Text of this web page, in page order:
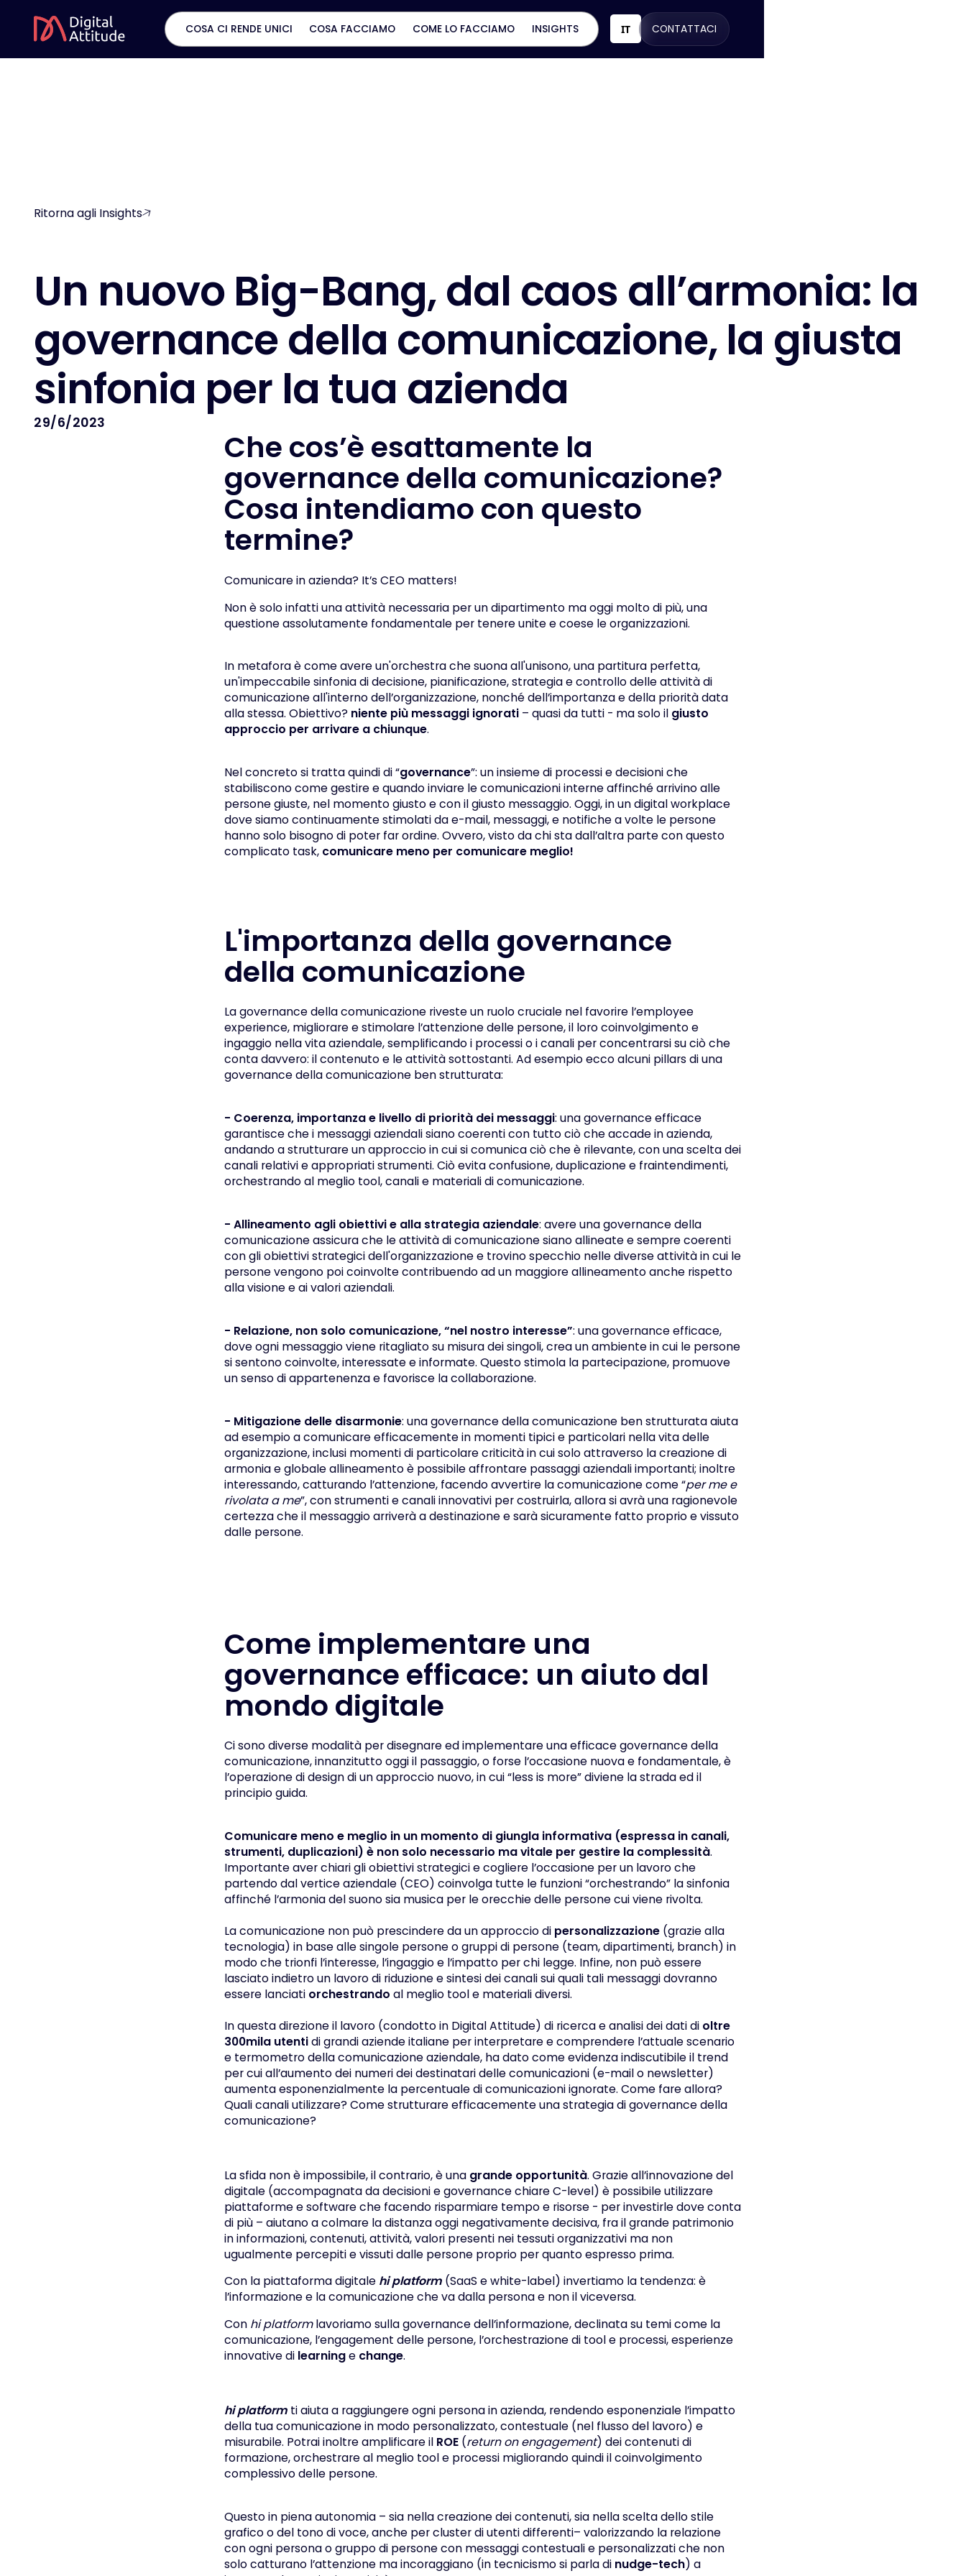
COSA CI RENDE UNICI COSA FACCIAMO COME LO FACCIAMO INSIGHTS IT CONTATTACI
Ritorna agli Insights
Un nuovo Big-Bang,dal caos all’armonia: la
governancedella comunicazione, la giusta
sinfonia per la tua azienda
29/6/2023
Che cos’è esattamente la
governance della comunicazione?
Cosa intendiamo con questo
termine?
Comunicare in azienda? It’s CEO matters!
Non è solo infatti una attività necessaria per un dipartimento ma oggi molto di più, una
questione assolutamente fondamentale per tenere unite e coese le organizzazioni.
In metafora è come avere un'orchestra che suona all'unisono, una partitura perfetta,
un'impeccabile sinfonia di decisione, pianificazione, strategia e controllo delle attività di
comunicazione all'interno dell’organizzazione, nonché dell’importanza e della priorità data
alla stessa. Obiettivo? niente più messaggi ignorati– quasi da tutti - ma solo il giusto
approccio per arrivare a chiunque.
Nel concreto si tratta quindi di “governance”: un insieme di processi e decisioni che
stabiliscono come gestire e quando inviare le comunicazioni interne affinché arrivino alle
persone giuste, nel momento giusto e con il giusto messaggio. Oggi, in un digital workplace
dove siamo continuamente stimolati da e-mail, messaggi, e notifiche a volte le persone
hanno solo bisogno di poter far ordine. Ovvero, visto da chi sta dall’altra parte con questo
complicato task, comunicare meno per comunicare meglio!
L'importanza della governance
della comunicazione
La governance della comunicazione riveste un ruolo cruciale nel favorire l’employee
experience, migliorare e stimolare l’attenzione delle persone, il loro coinvolgimento e
ingaggio nella vita aziendale, semplificando i processi o i canali per concentrarsi su ciò che
conta davvero: il contenuto e le attività sottostanti. Ad esempio ecco alcuni pillars di una
governance della comunicazione ben strutturata:
- Coerenza, importanza e livello di priorità dei messaggi: una governance efficace
garantisce che i messaggi aziendali siano coerenti con tutto ciò che accade in azienda,
andando a strutturare un approccio in cui si comunica ciò che è rilevante, con una scelta dei
canali relativi e appropriati strumenti. Ciò evita confusione, duplicazione e fraintendimenti,
orchestrando al meglio tool, canali e materiali di comunicazione.
- Allineamento agli obiettivi e alla strategia aziendale: avere una governance della
comunicazione assicura che le attività di comunicazione siano allineate e sempre coerenti
con gli obiettivi strategici dell'organizzazione e trovino specchio nelle diverse attività in cui le
persone vengono poi coinvolte contribuendo ad un maggiore allineamento anche rispetto
alla visione e ai valori aziendali.
- Relazione, non solo comunicazione, “nel nostro interesse”: una governance efficace,
dove ogni messaggio viene ritagliato su misura dei singoli, crea un ambiente in cui le persone
si sentono coinvolte, interessate e informate. Questo stimola la partecipazione, promuove
un senso di appartenenza e favorisce la collaborazione.
- Mitigazione delle disarmonie: una governance della comunicazione ben strutturata aiuta
ad esempio a comunicare efficacemente in momenti tipici e particolari nella vita delle
organizzazione, inclusi momenti di particolare criticità in cui solo attraverso la creazione di
armonia e globale allineamento è possibile affrontare passaggi aziendali importanti; inoltre
interessando, catturando l’attenzione, facendo avvertire la comunicazione come “per me e
rivolata a me”, con strumenti e canali innovativi per costruirla, allora si avrà una ragionevole
certezza che il messaggio arriverà a destinazione e sarà sicuramente fatto proprio e vissuto
dalle persone.
Come implementare una
governance efficace: un aiuto dal
mondo digitale
Ci sono diverse modalità per disegnare ed implementare una efficace governance della
comunicazione, innanzitutto oggi il passaggio, o forse l’occasione nuova e fondamentale, è
l’operazione di design di un approccio nuovo, in cui “less is more” diviene la strada ed il
principio guida.
Comunicare meno e meglio in un momento di giungla informativa (espressa in canali,
strumenti, duplicazioni) è non solo necessario ma vitale per gestire la complessità.
Importante aver chiari gli obiettivi strategicie cogliere l’occasione per un lavoro che
partendo dal vertice aziendale (CEO) coinvolga tutte le funzioni “orchestrando” la sinfonia
affinché l’armonia del suono sia musica per le orecchie delle persone cui viene rivolta.
La comunicazione non può prescindere da un approccio di personalizzazione (grazie alla
tecnologia) in base alle singole persone o gruppi di persone (team, dipartimenti, branch) in
modo che trionfi l’interesse, l’ingaggio e l’impatto per chi legge. Infine, non può essere
lasciato indietro un lavoro di riduzione e sintesi dei canali sui quali tali messaggi dovranno
essere lanciati orchestrando al meglio tool e materiali diversi.
In questa direzione il lavoro (condotto in Digital Attitude) di ricerca e analisi dei dati di oltre
300mila utentidi grandi aziende italiane per interpretare e comprendere l’attuale scenario
e termometro della comunicazione aziendale, ha dato come evidenza indiscutibile il trend
per cui all’aumento dei numeri dei destinatari delle comunicazioni (e-mail o newsletter)
aumenta esponenzialmente la percentuale di comunicazioni ignorate. Come fare allora?
Quali canali utilizzare? Come strutturare efficacemente una strategia di governance della
comunicazione?
La sfida non è impossibile, il contrario, è una grande opportunità. Grazie all’innovazione del
digitale (accompagnata da decisioni e governance chiare C-level) è possibile utilizzare
piattaforme e software che facendo risparmiare tempo e risorse - per investirle dove conta
di più – aiutano a colmare la distanza oggi negativamente decisiva, fra il grande patrimonio
in informazioni, contenuti, attività, valori presenti nei tessuti organizzativi ma non
ugualmente percepiti e vissuti dalle persone proprio per quanto espresso prima.
Con la piattaforma digitale hi platform(SaaS e white-label) invertiamo la tendenza: è
l’informazione e la comunicazione che va dalla persona e non il viceversa.
Con hi platformlavoriamo sulla governance dell’informazione, declinata su temi come la
comunicazione, l’engagement delle persone, l’orchestrazione di tool e processi, esperienze
innovative di learninge change.
hi platformti aiuta a raggiungere ogni persona in azienda, rendendo esponenziale l’impatto
della tua comunicazione in modo personalizzato, contestuale (nel flusso del lavoro) e
misurabile. Potrai inoltre amplificare il ROE(return on engagement) dei contenuti di
formazione, orchestrare al meglio tool e processi migliorando quindi il coinvolgimento
complessivo delle persone.
Questo in piena autonomia – sia nella creazione dei contenuti, sia nella scelta dello stile
grafico o del tono di voce, anche per cluster di utenti differenti– valorizzando la relazione
con ogni persona o gruppo di persone con messaggi contestuali e personalizzati che non
solo catturano l’attenzione ma incoraggiano (in tecnicismo si parla di nudge-tech) a